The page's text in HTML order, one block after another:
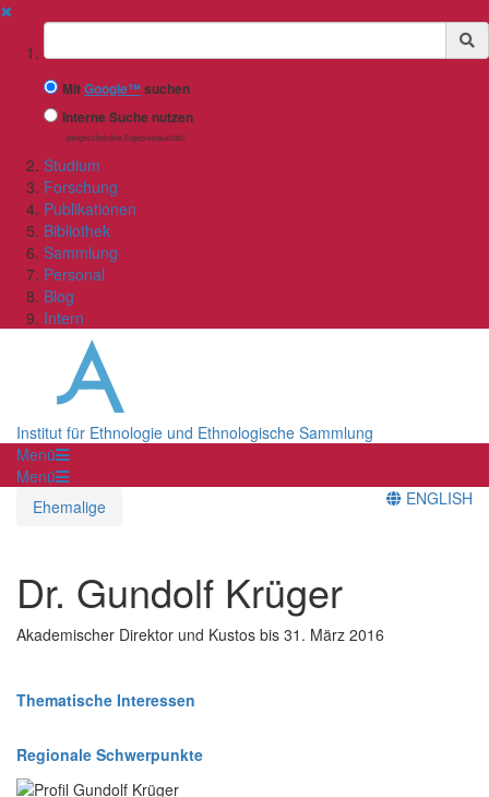
✖
Suchbegriff
MitGoogle™ suchen
Interne Suche nutzen
(eingeschränkte Ergebnisqualität)
Studium
Forschung
Publikationen
Bibliothek
Sammlung
Personal
Blog
Intern
Institut für Ethnologie und Ethnologische Sammlung
Menü
Menü
Ehemalige
ENGLISH
Dr. Gundolf Krüger
Akademischer Direktor und Kustos bis 31. März 2016
Thematische Interessen
Regionale Schwerpunkte